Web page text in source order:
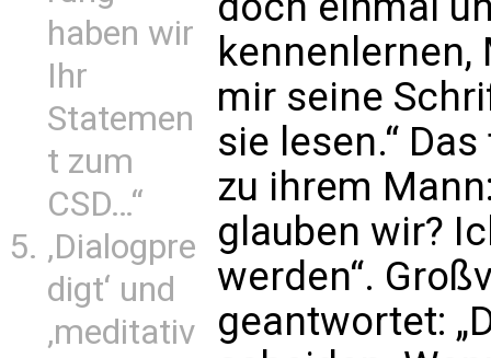
haben wir
Ihr
Statemen
t zum
CSD…“
‚Dialogpre
digt‘ und
‚meditativ
mir seine
sie lesen.“
zu ihrem
glauben wir?
werden“.
geantwortet: